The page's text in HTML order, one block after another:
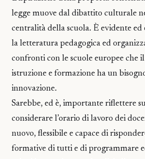
legge muove dal dibattito culturale
centralità della scuola. È evidente
la letteratura pedagogica ed
confronti con le scuole europee che
istruzione e formazione ha un
innovazione.
Sarebbe, ed è, importante riflettere
considerare l’orario di lavoro dei
nuovo, flessibile e capace di
formative di tutti e di programmare